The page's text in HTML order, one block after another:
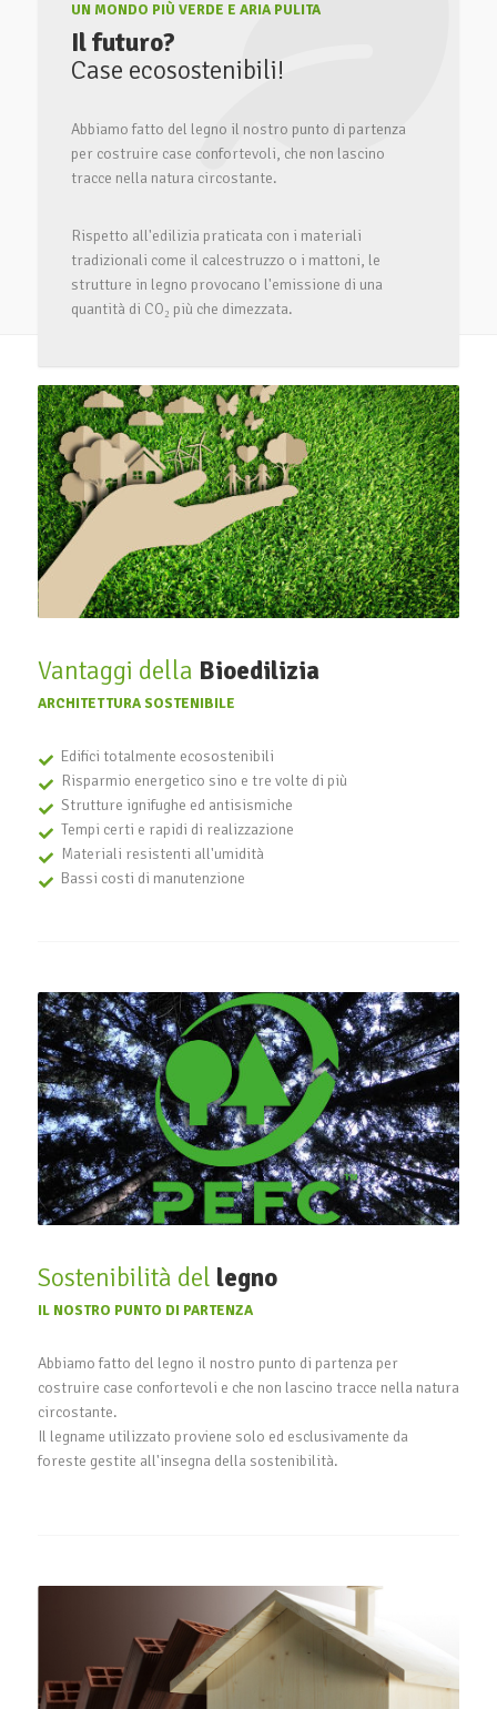
UN MONDO PIÙ VERDE E ARIA PULITA
Il futuro?
Case ecosostenibili!
Abbiamo fatto del legno il nostro punto di partenza
per costruire case confortevoli, che non lascino
tracce nella natura circostante.
Rispetto all'edilizia praticata con i materiali
tradizionali come il calcestruzzo o i mattoni, le
strutture in legno provocano l'emissione di una
quantità di CO₂ più che dimezzata.
Vantaggi della Bioedilizia
ARCHITETTURA SOSTENIBILE
Edifici totalmente ecosostenibili
Risparmio energetico sino e tre volte di più
Strutture ignifughe ed antisismiche
Tempi certi e rapidi di realizzazione
Materiali resistenti all'umidità
Bassi costi di manutenzione
Sostenibilità del legno
IL NOSTRO PUNTO DI PARTENZA
Abbiamo fatto del legno il nostro punto di partenza per
costruire case confortevoli e che non lascino tracce nella natura
circostante.
Il legname utilizzato proviene solo ed esclusivamente da
foreste gestite all'insegna della sostenibilità.